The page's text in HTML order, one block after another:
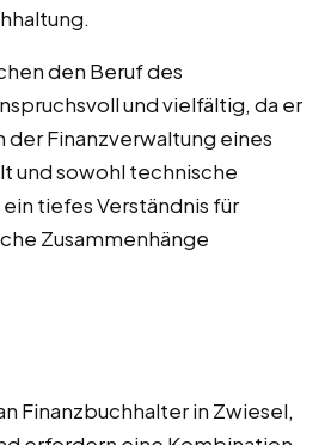
den Beruf des
und vielfältig, da er
der Finanzverwaltung eines
und sowohl technische
tiefes Verständnis für
Zusammenhänge
Finanzbuchhalter in Zwiesel,